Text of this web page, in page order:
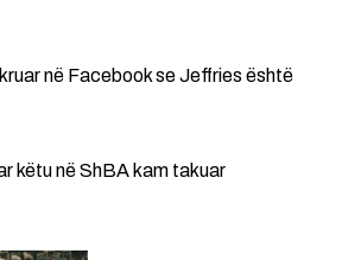
në Facebook se Jeffries është
këtu në ShBA kam takuar